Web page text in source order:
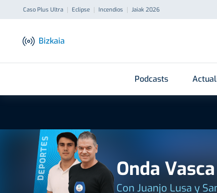
Caso Plus Ultra Eclipse Incendios Jaiak 2026
Bizkaia
Podcasts
DEPORTES Onda
Con Juanjo Lusa y